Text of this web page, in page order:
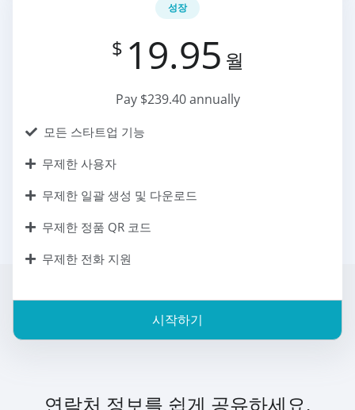
성장
$ 19.95 월
Pay $239.40 annually
모든 스타트업 기능
무제한 사용자
무제한 일괄 생성 및 다운로드
무제한 정품 QR 코드
무제한 전화 지원
시작하기
연락처 정보를 쉽게 공유하세요.